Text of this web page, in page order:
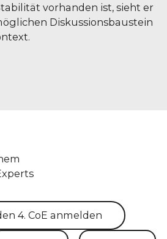
vorhanden ist, sieht er
Diskussionsbaustein
4. CoE anmelden